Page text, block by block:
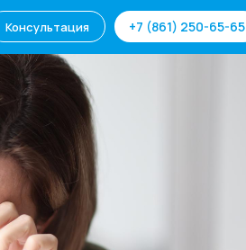
Консультация +7 (861) 250-65-65
+7 (861) 250-65-65